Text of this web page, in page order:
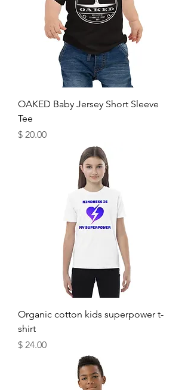
OAKED Baby Jersey Short Sleeve
Tee
מחיר
Organic cotton kids superpower t-
shirt
מחיר